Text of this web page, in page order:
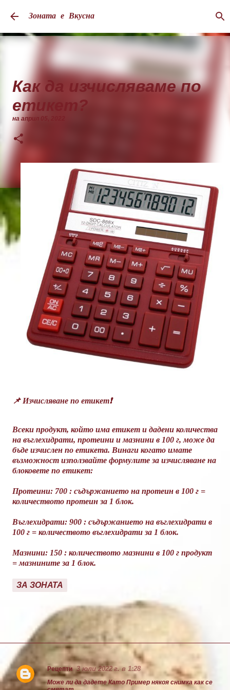
Пропускане към основното съдържание
Зоната е Вкусна
Как да изчисляваме по
етикет?
на април 05, 2022
📌 Изчисляване по етикет❗
Всеки продукт, който има етикет и дадени количества
на въглехидрати, протеини и мазнини в 100 г, може да
бъде изчислен по етикета. Винаги когато имате
възможност използвайте формулите за изчисляване на
блоковете по етикет:
Протеини: 700 : съдържанието на протеин в 100 г =
количеството протеин за 1 блок.
Въглехидрати: 900 : съдържанието на въглехидрати в
100 г = количеството въглехидрати за 1 блок.
Мазнини: 150 : количеството мазнини в 100 г продукт
= мазнините за 1 блок.
ЗА ЗОНАТА
К
о
Рецепти 3 юли 2022 г. в 1:28
Може ли да дадете Като Пример някоя снимка как се